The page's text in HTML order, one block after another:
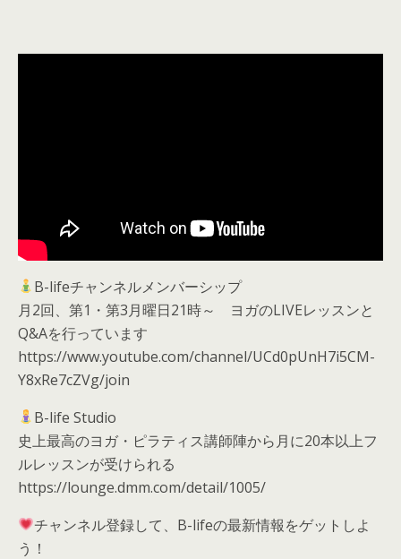
B-lifeチャンネルメンバーシップ
月2回、第1・第3月曜日21時～ ヨガのLIVEレッスンと
Q&Aを行っています
https://www.youtube.com/channel/UCd0pUnH7i5CM-
Y8xRe7cZVg/join
B-life Studio
史上最高のヨガ・ピラティス講師陣から月に20本以上フ
ルレッスンが受けられる
https://lounge.dmm.com/detail/1005/
チャンネル登録して、B-lifeの最新情報をゲットしよ
う！